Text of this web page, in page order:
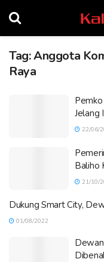
Tag:Anggota
Raya
Jelang
22/06/
Baliho
21/10/
Dukung Smart City,
01/08/2022